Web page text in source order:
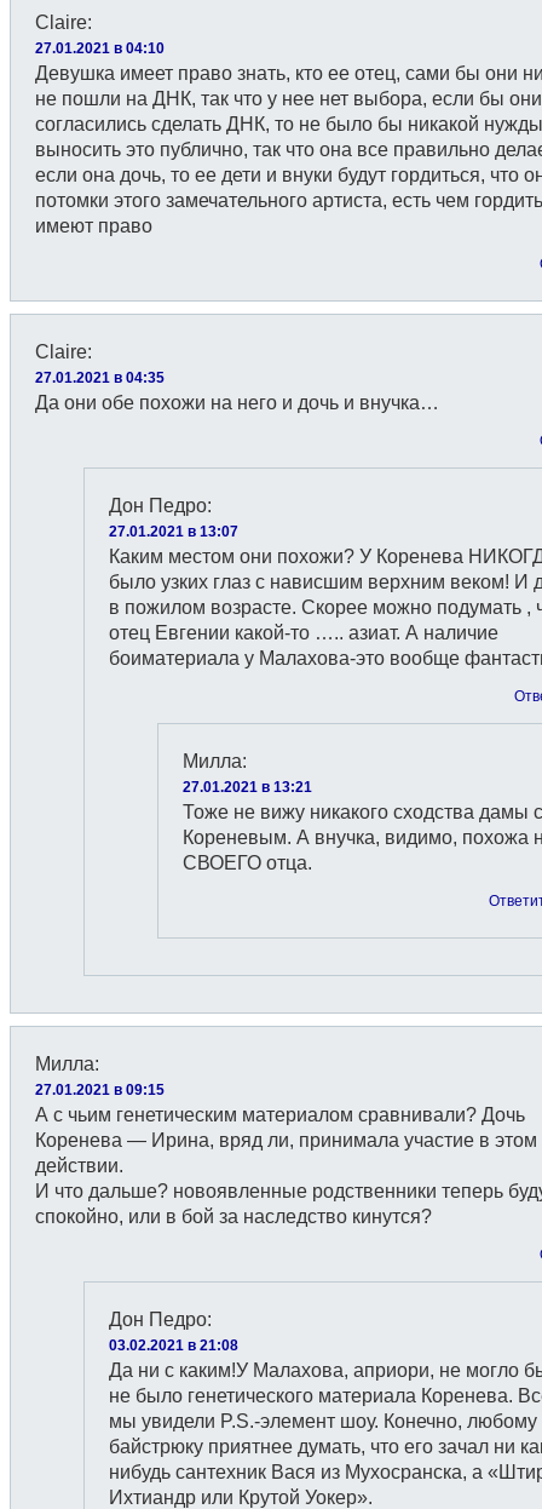
Claire:
27.01.2021 в 04:10
Девушка имеет право знать, кто ее отец, сами бы они
не пошли на ДНК, так что у нее нет выбора, если бы они
согласились сделать ДНК, то не было бы никакой нужды
выносить это публично, так что она все правильно
если она дочь, то ее дети и внуки будут гордиться, что
потомки этого замечательного артиста, есть чем
имеют право
Claire:
27.01.2021 в 04:35
Да они обе похожи на него и дочь и внучка…
Дон Педро:
27.01.2021 в 13:07
Каким местом они похожи? У Коренева
было узких глаз с нависшим верхним веком! И
в пожилом возрасте. Скорее можно подумать ,
отец Евгении какой-то ….. азиат. А наличие
боиматериала у Малахова-это вообще
Милла:
27.01.2021 в 13:21
Тоже не вижу никакого сходства дамы с
Кореневым. А внучка, видимо, похожа
СВОЕГО отца.
Милла:
27.01.2021 в 09:15
А с чьим генетическим материалом сравнивали? Дочь
Коренева — Ирина, вряд ли, принимала участие в этом
действии.
И что дальше? новоявленные родственники теперь
спокойно, или в бой за наследство кинутся?
Дон Педро:
03.02.2021 в 21:08
Да ни с каким!У Малахова, априори, не могло
не было генетического материала Коренева.
мы увидели P.S.-элемент шоу. Конечно, любому
байстрюку приятнее думать, что его зачал ни
нибудь сантехник Вася из Мухосранска, а
Ихтиандр или Крутой Уокер».